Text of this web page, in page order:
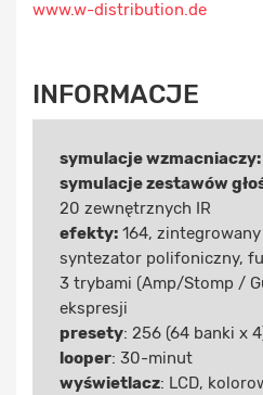
www.w-distribution.de
INFORMACJE
symulacje wzmacniaczy:
symulacje zestawów
20 zewnętrznych IR
efekty: 164,
syntezator polifoniczny,
3 trybami (Amp/Stomp /
ekspresji
presety: 256 (64 banki x
looper: 30-minut
wyświetlacz: LCD,